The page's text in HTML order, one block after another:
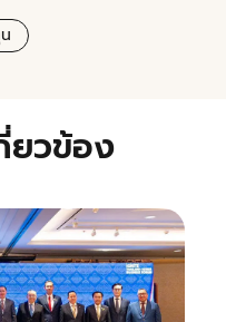
ยวข้อง